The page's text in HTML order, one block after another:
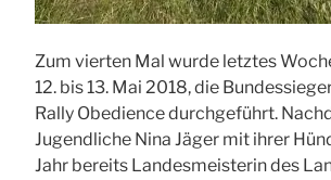
Zum vierten Mal wurde letztes
12. bis 13. Mai 2018, die
Rally Obedience durchgeführt.
Jugendliche Nina Jäger mit ihrer
Jahr bereits Landesmeisterin des